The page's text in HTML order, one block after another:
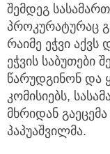
შემდეგ
პროკურატურაც
რაიმე ეჭვი აქვს
ეჭვის საბუთები
წარუდგინონ და
კომისიებს,
მხრიდან გაეცემა
პაპუაშვილმა.